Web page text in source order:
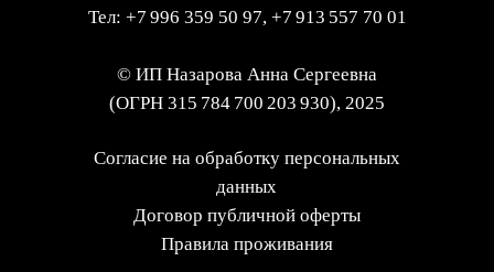
Тел: +7 996 359 50 97, +7 913 557 70 01
© ИП Назарова Анна Сергеевна
(ОГРН 315 784 700 203 930), 2025
Согласие на обработку персональных
данных
Договор публичной оферты
Правила проживания